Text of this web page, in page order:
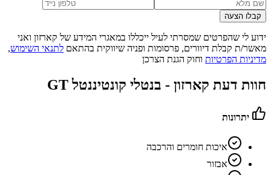
קבלו הצעה
ידוע לי שהפרטים שמסרתי לעיל ייכללו במאגרי המידע של קארזון ואני
מאשר/ת קבלת דיוורים, פרסומות ופניה שיווקית בהתאם לתנאי השימוש,
מדיניות הפרטיות וחוק הגנת הצרכן
חוות דעת קארזון - בנטלי קונטיננטל GT
יתרונות
איכות חומרים והרכבה
אבזור